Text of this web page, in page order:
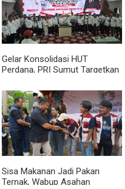
Gelar Konsolidasi HUT
Perdana, PRI Sumut Targetkan
Sisa Makanan Jadi Pakan
Ternak, Wabup Asahan